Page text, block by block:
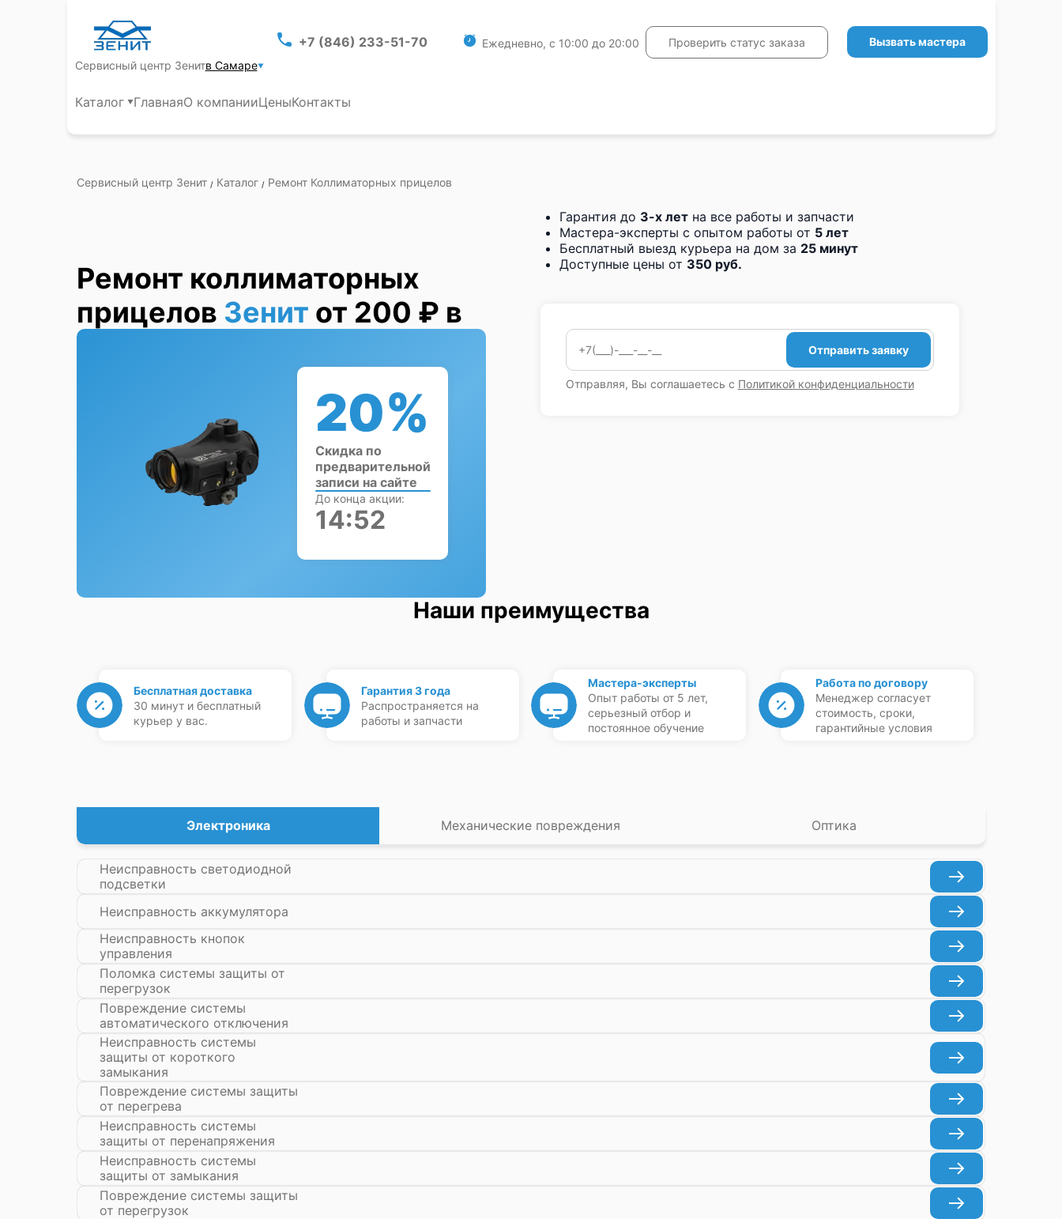
Сервисный центр Зенитв Самаре
+7 (846) 233-51-70 Ежедневно, с 10:00 до 20:00 Проверить статус заказа Вызвать мастера
Каталог ГлавнаяО компанииЦеныКонтакты
Сервисный центр Зенит / Каталог / Ремонт Коллиматорных прицелов
Ремонт коллиматорных
прицелов Зенит от 200 ₽ в
Самаре
Гарантия до 3-х летна все работы и запчасти
Мастера-эксперты с опытом работы от 5 лет
Бесплатный выезд курьера на дом за 25 минут
Доступные цены от 350 руб.
Отправить заявку
Отправляя, Вы соглашаетесь с Политикой конфиденциальности
20%
Скидка по
предварительной
записи на сайте
До конца акции:
14:51
Наши преимущества
Бесплатная доставка
30 минут и бесплатный
курьер у вас.
Гарантия 3 года
Распространяется на
работы и запчасти
Мастера-эксперты
Опыт работы от 5 лет,
серьезный отбор и
постоянное обучение
Работа по договору
Менеджер согласует
стоимость, сроки,
гарантийные условия
Электроника Механические повреждения Оптика
Неисправность светодиодной
подсветки
Неисправность аккумулятора
Неисправность кнопок
управления
Поломка системы защиты от
перегрузок
Повреждение системы
автоматического отключения
Неисправность системы
защиты от короткого
замыкания
Повреждение системы защиты
от перегрева
Неисправность системы
защиты от перенапряжения
Неисправность системы
защиты от замыкания
Повреждение системы защиты
от перегрузок